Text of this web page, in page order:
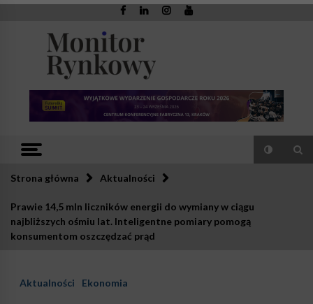
Skip
Monitor
Rynkowy
Strona główna Aktualności
Prawie 14,5 mln liczników energii do wymiany w ciągu
najbliższych ośmiu lat. Inteligentne pomiary pomogą
konsumentom oszczędzać prąd
Aktualności Ekonomia